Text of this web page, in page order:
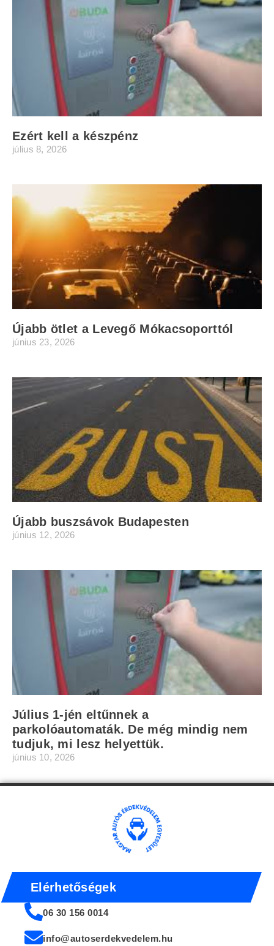
Ezért kell a készpénz
július 8, 2026
Újabb ötlet a Levegő Mókacsoporttól
június 23, 2026
Újabb buszsávok Budapesten
június 12, 2026
Július 1-jén eltűnnek a
parkolóautomaták. De még mindig nem
tudjuk, mi lesz helyettük.
június 10, 2026
Elérhetőségek
06 30 156 0014
info@autoserdekvedelem.hu